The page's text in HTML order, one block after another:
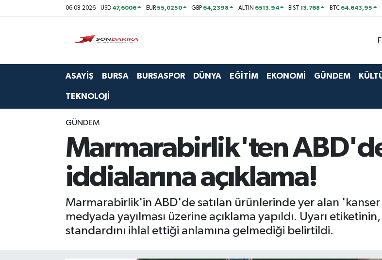
06-08-2026 USD 47,6006 EUR55,0250 GBP 64,2398 ALTIN 6513.94 BİST13.768 BTC 64.643,95
ASAYİŞ BURSA BURSASPOR DÜNYA EĞİTİM EKONOMİ GÜNDEM
TEKNOLOJİ
GÜNDEM
Marmarabirlik'ten
iddialarına açıklama!
Marmarabirlik'in ABD'de satılan ürünlerinde yer alan 'kanser
medyada yayılması üzerine açıklama yapıldı. Uyarı
standardını ihlal ettiği anlamına gelmediği belirtildi.
Ekonomi
Foto Galeri